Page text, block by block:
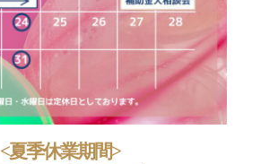
<夏季休業期間>